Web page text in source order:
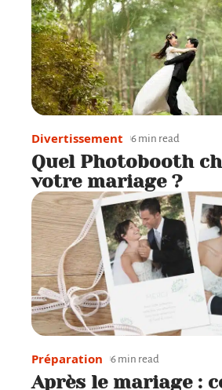
Divertissement 6 min read
Quel Photobooth
votre mariage ?
Préparation 6 min read
Après le mariage :